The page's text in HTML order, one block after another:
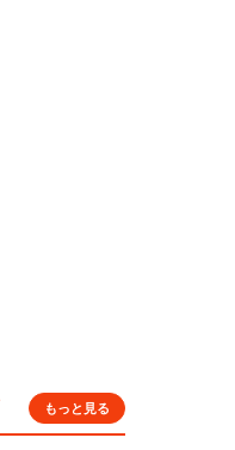
もっと見る